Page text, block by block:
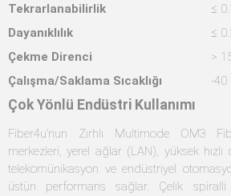
Tekrarlanabilirlik
≤
Dayanıklılık
≤
Çekme Direnci
>
Çalışma/Saklama Sıcaklığı
-40
Çok Yönlü Endüstri Kullanımı
Fiber4u’nun Zırhlı Multimode OM3
merkezleri, yerel ağlar (LAN), yüksek hızlı
telekomünikasyon ve endüstriyel
üstün performans sağlar. Çelik spiralli